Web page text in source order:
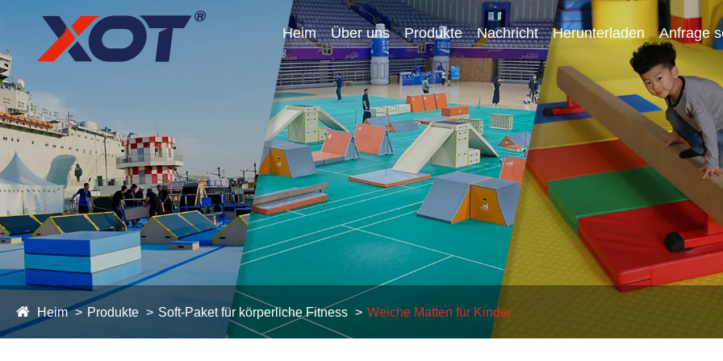
Heim Über uns Produkte Nachricht Herunterladen Anfrage
Heim Produkte Soft-Paket für körperliche Fitness Weiche Matten für Kinder